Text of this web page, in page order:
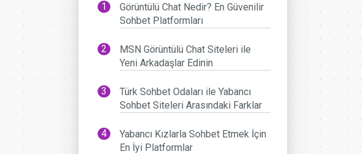
Görüntülü Chat Nedir? En Güvenilir
Sohbet Platformları
MSN Görüntülü Chat Siteleri ile
Yeni Arkadaşlar Edinin
Türk Sohbet Odaları ile Yabancı
Sohbet Siteleri Arasındaki Farklar
Yabancı Kızlarla Sohbet Etmek İçin
En İyi Platformlar